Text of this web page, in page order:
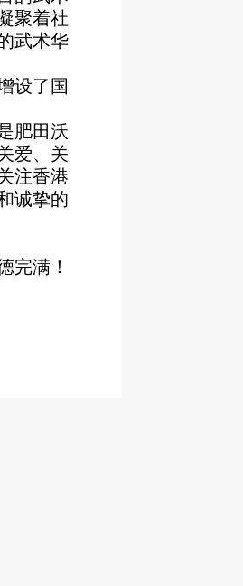
聚着社
武术华
设了国
肥田沃
爱、关
注香港
诚挚的
完满！